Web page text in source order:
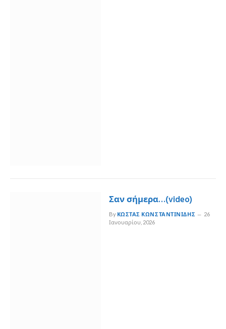
Σαν σήμερα…(video)
By ΚΏΣΤΑΣ ΚΩΝΣΤΑΝΤΙΝΊΔΗΣ
26
Ιανουαρίου, 2026